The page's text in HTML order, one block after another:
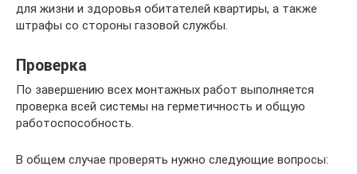
для жизни и здоровья обитателей квартиры, а также
штрафы со стороны газовой службы.
Проверка
По завершению всех монтажных работ выполняется
проверка всей системы на герметичность и общую
работоспособность.
В общем случае проверять нужно следующие вопросы: